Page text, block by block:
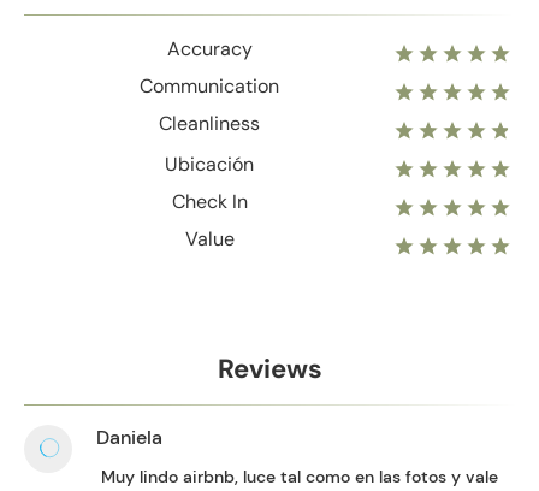
Accuracy
Communication
Cleanliness
Ubicación
Check In
Value
Reviews
Daniela
Muy lindo airbnb, luce tal como en las fotos y vale